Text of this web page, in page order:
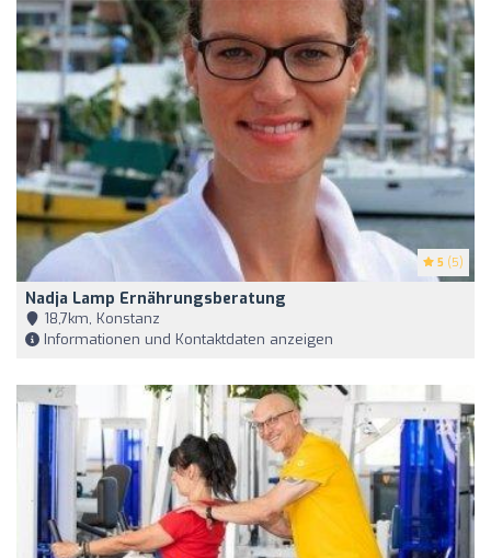
5 (5)
Nadja Lamp Ernährungsberatung
18,7km, Konstanz
Informationen und Kontaktdaten anzeigen